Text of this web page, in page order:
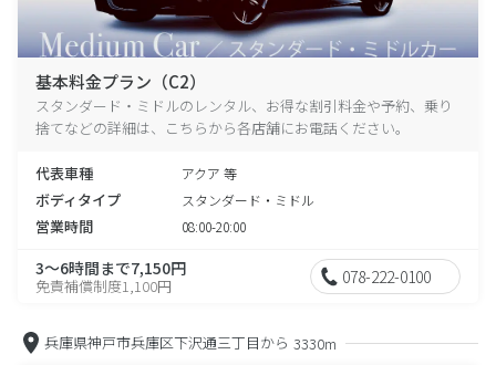
基本料金プラン（C2）
スタンダード・ミドルのレンタル、お得な割引料金や予約、乗り
捨てなどの詳細は、こちらから各店舗にお電話ください。
代表車種 アクア 等
ボディタイプ スタンダード・ミドル
営業時間 08:00-20:00
3～6時間まで7,150円
免責補償制度1,100円 078-222-0100
兵庫県神戸市兵庫区下沢通三丁目から 3330m